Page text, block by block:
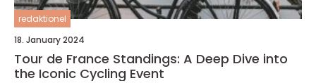
redaktionel
18. January 2024
Tour de France Standings: A Deep Dive into
the Iconic Cycling Event